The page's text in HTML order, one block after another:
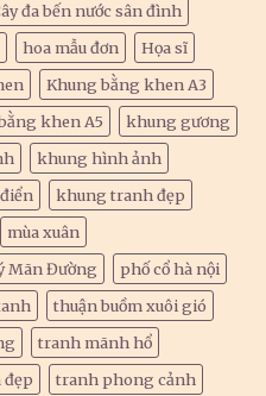
đa bến nước sân đình
hoa mẫu đơn
Họa sĩ
Khung bằng khen A3
khen A5
khung gương
khung hình ảnh
khung tranh đẹp
mùa xuân
Mãn Đường
phố cổ hà nội
thuận buồm xuôi gió
tranh mãnh hổ
đẹp
tranh phong cảnh